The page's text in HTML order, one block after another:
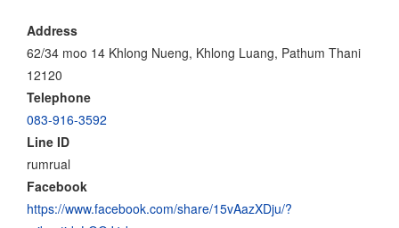
Address
62/34 moo 14 Khlong Nueng, Khlong Luang, Pathum Thani
12120
Telephone
083-916-3592
Line ID
rumrual
Facebook
https://www.facebook.com/share/15vAazXDju/?